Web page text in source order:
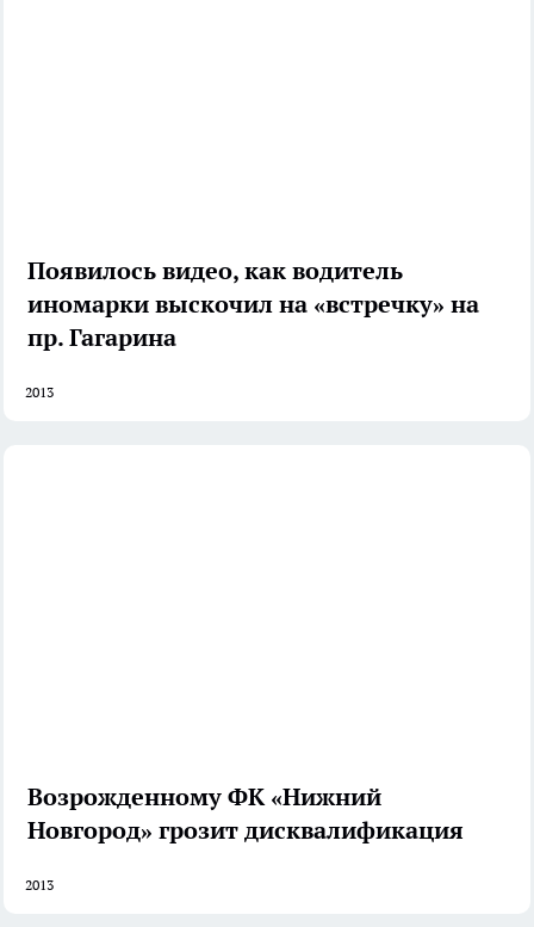
Появилось видео, как водитель
иномарки выскочил на «встречку» на
пр. Гагарина
2013
Возрожденному ФК «Нижний
Новгород» грозит дисквалификация
2013